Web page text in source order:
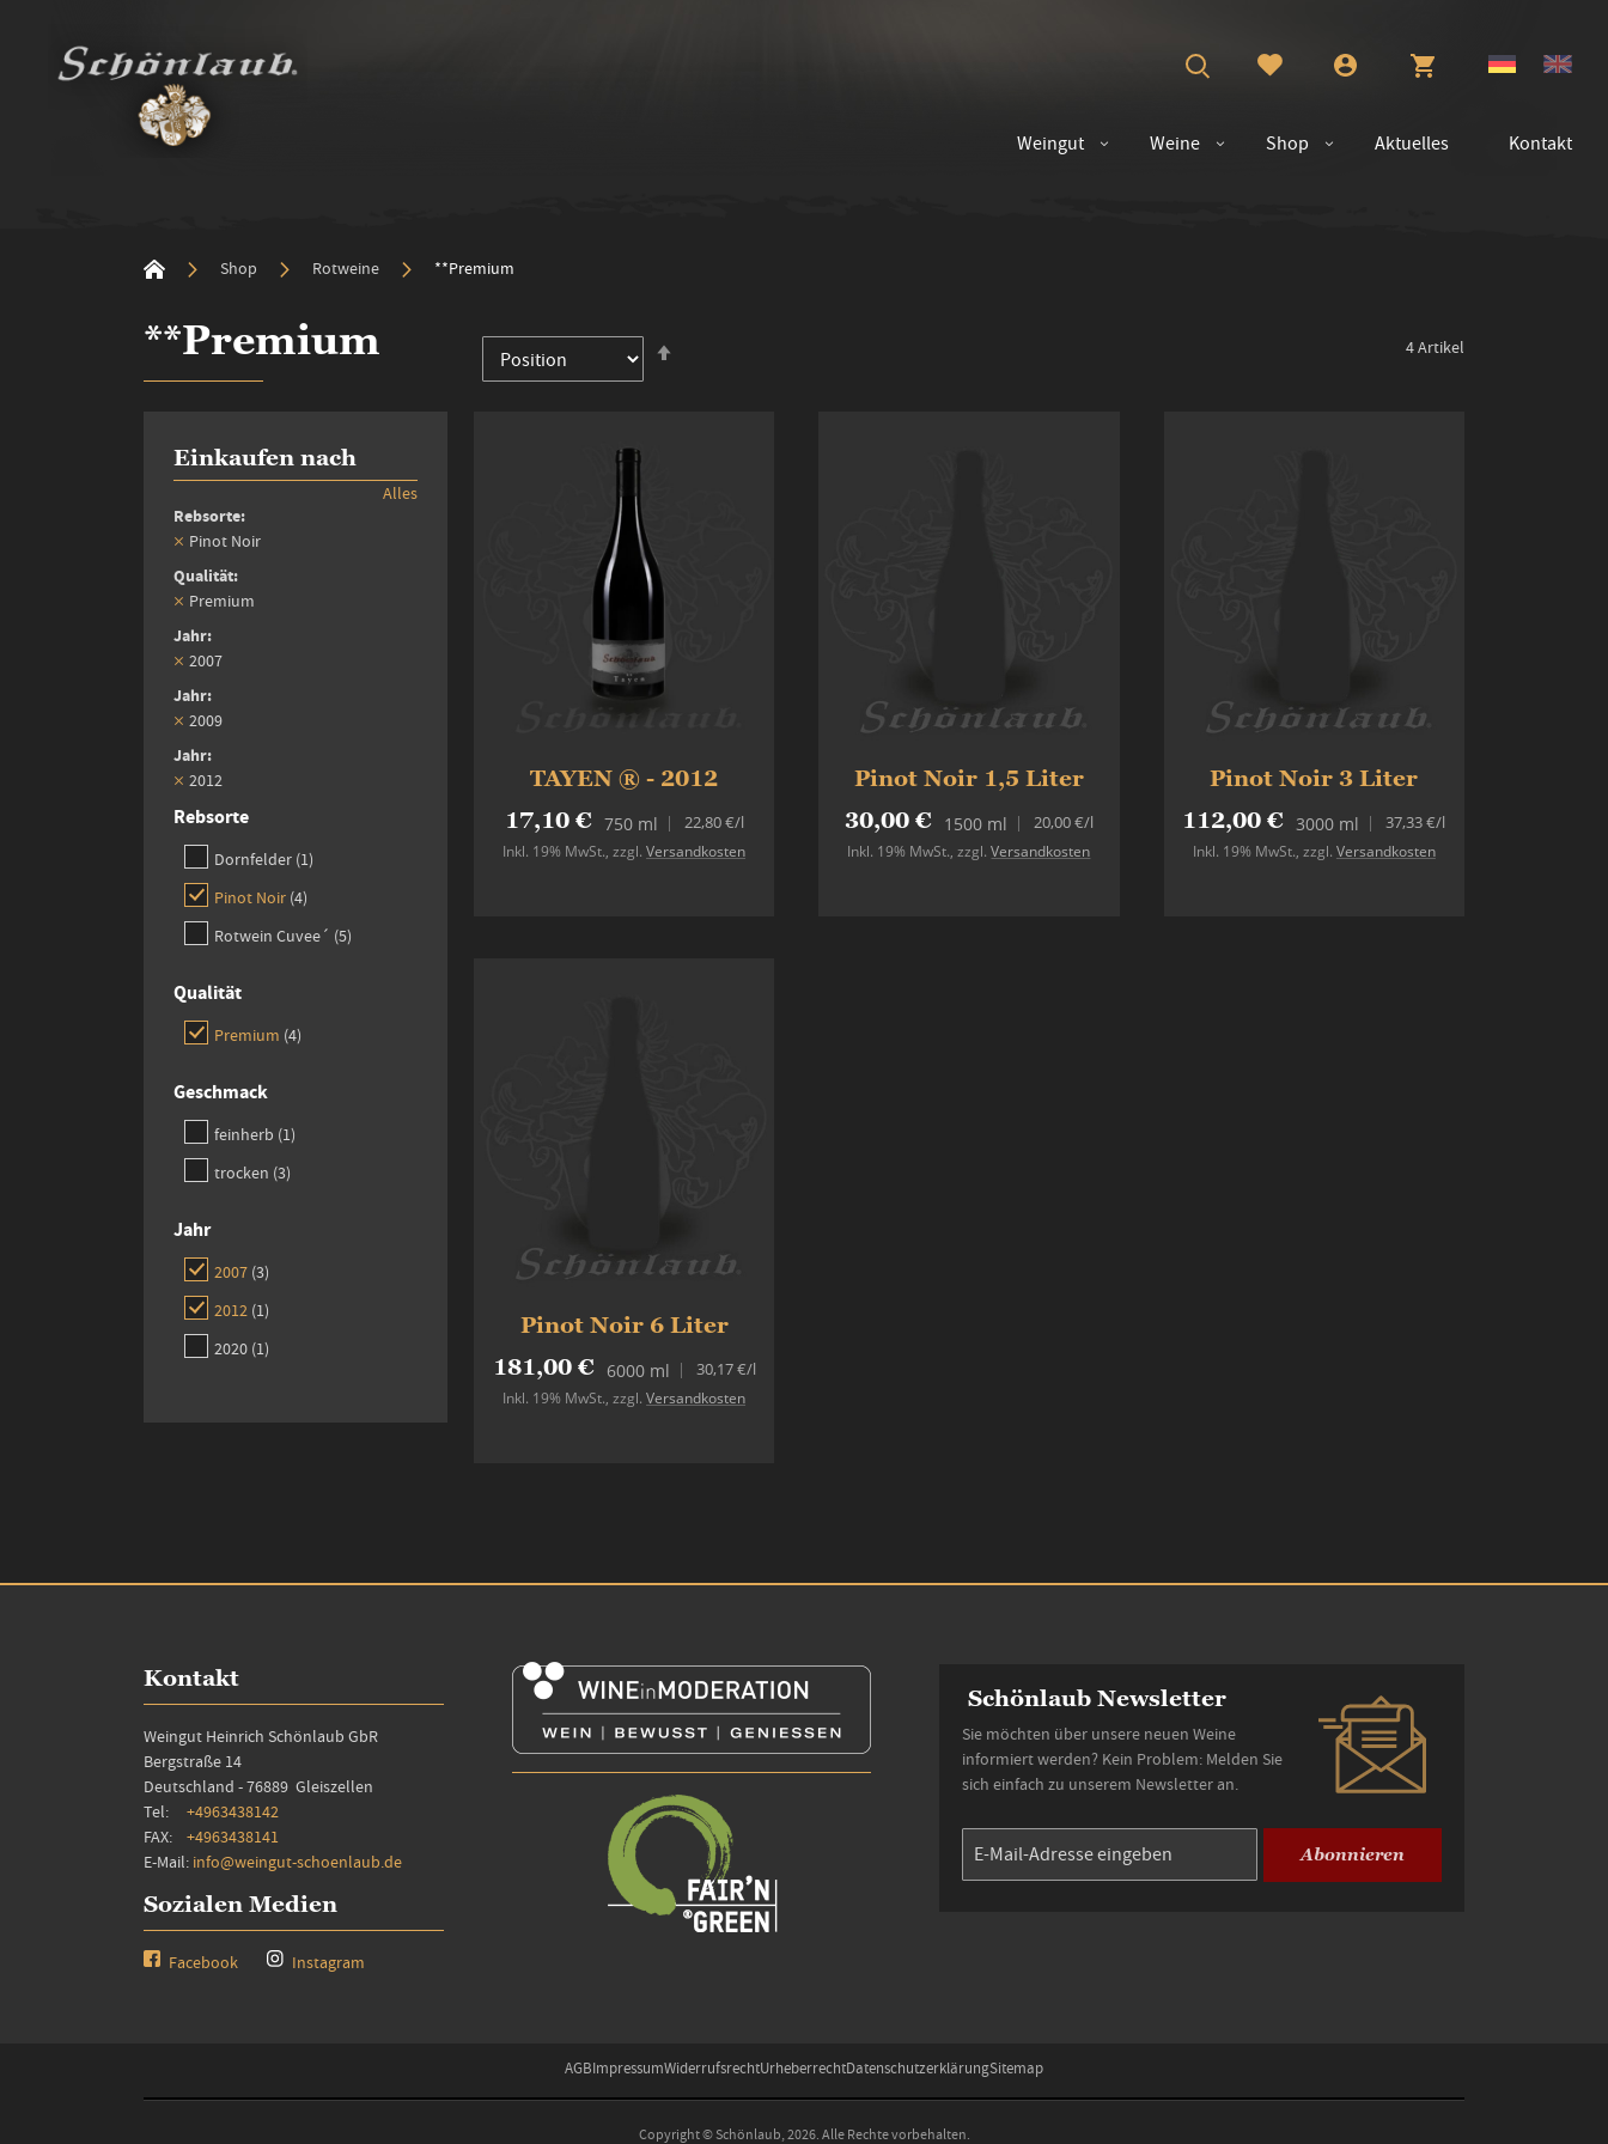
Weine Shop Aktuelles
Weingut Kontakt
Shop Rotweine **Premium
**Premium 4Artikel
TAYEN ® - 2012
17,10 € 750 ml
Inkl. 19% MwSt.,zzgl.Versandkosten
22,80 €/l
Pinot Noir 1,5 Liter
30,00 € 1500 ml
Inkl. 19% MwSt.,zzgl.Versandkosten
20,00 €/l
Pinot Noir 3 Liter
112,00 € 3000 ml
Inkl. 19% MwSt., zzgl. Versandkosten
37,33 €/l
Pinot Noir 6 Liter
181,00 € 6000 ml
Inkl. 19% MwSt.,zzgl.Versandkosten
30,17 €/l
Einkaufen nach
Rebsorte
Pinot Noir
Qualität
Premium
Jahr
2007
Jahr
2009
Jahr
2012
Alles
Rebsorte
Dornfelder 1item
Pinot Noir 4items
Rotwein Cuvee´ 5items
Qualität
Premium 4items
Geschmack
feinherb 1item
trocken 3items
Jahr
2007 3items
2012 1item
2020 1item
Kontakt
Weingut Heinrich Schönlaub GbR
Bergstraße 14
Deutschland - 76889 Gleiszellen
Tel: +4963438142
FAX: +4963438141
E-Mail: info@weingut-schoenlaub.de
Sozialen Medien
Facebook Instagram
Schönlaub Newsletter
Sie möchten über unsere neuen Weine
informiert werden? Kein Problem: Melden Sie
sich einfach zu unserem Newsletter an.
Abonnieren
AGBImpressumWiderrufsrechtUrheberrechtDatenschutzerklärungSitemap
Copyright © Schönlaub, 2026. Alle Rechte vorbehalten.